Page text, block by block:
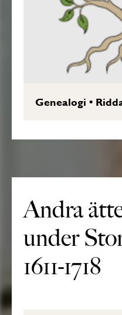
Genealogi •
Andra
under
1611-1718